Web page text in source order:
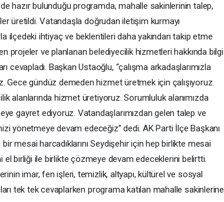
hazır bulunduğu programda, mahalle sakinlerinin talep,
üretildi. Vatandaşla doğrudan iletişim kurmayı
ilçedeki ihtiyaç ve beklentileri daha yakından takip etme
projeler ve planlanan belediyecilik hizmetleri hakkında bilgi
Başkan Ustaoğlu, “çalışma arkadaşlarımızla
gündüz demeden hizmet üretmek için çalışıyoruz.
alanlarında hizmet üretiyoruz. Sorumluluk alanımızda
gayret ediyoruz. Vatandaşlarımızdan gelen talep ve
yönetmeye devam edeceğiz” dedi. AK Parti İlçe Başkanı
mesai harcadıklarını Seydişehir için hep birlikte mesai
el birliği ile birlikte çözmeye devam edeceklerini belirtti.
imar, fen işleri, temizlik, altyapı, kültürel ve sosyal
tek tek cevaplarken programa katılan mahalle sakinlerine